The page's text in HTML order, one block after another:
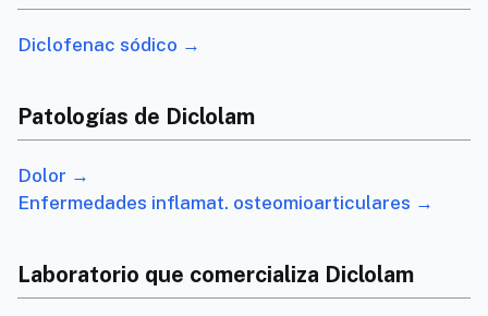
Diclofenac sódico →
Patologías de Diclolam
Dolor →
Enfermedades inflamat. osteomioarticulares →
Laboratorio que comercializa Diclolam